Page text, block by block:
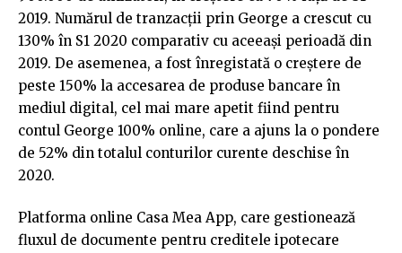
2019. Numărul de tranzacții prin George a crescut cu
130% în S1 2020 comparativ cu aceeași perioadă din
2019. De asemenea, a fost înregistată o creștere de
peste 150% la accesarea de produse bancare în
mediul digital, cel mai mare apetit fiind pentru
contul George 100% online, care a ajuns la o pondere
de 52% din totalul conturilor curente deschise în
2020.
Platforma online Casa Mea App, care gestionează
fluxul de documente pentru creditele ipotecare